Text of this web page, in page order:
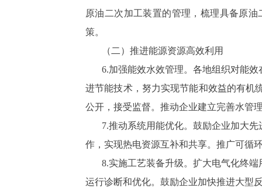
原油二次加工装置的管理，梳理具备原
策。
（二）推进能源资源高效利用
6.加强能效水效管理。各地组织对能
进节能技术，努力实现节能和效益的有机
公开，接受监督。推动企业建立完善水管
7.推动系统用能优化。鼓励企业加大
作，实现热电资源互补和共享。推广可循
8.实施工艺装备升级。扩大电气化终
运行诊断和优化。鼓励企业加快推进大型